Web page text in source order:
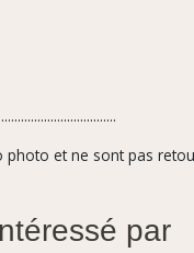
et ne sont pas
par